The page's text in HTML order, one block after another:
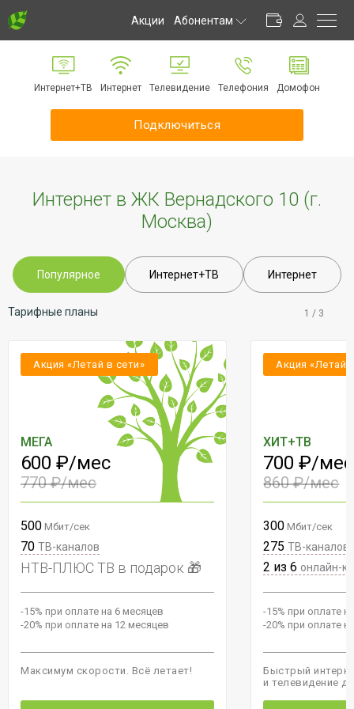
Акции Абонентам
Личный кабинет
Способы оплаты
Обратная связь
Информирование
Документы
Интернет+ТВ Интернет Телевидение Телефония Домофон
Подключиться
Интернет в ЖК Вернадского 10 (г.
Москва)
Популярное Интернет+ТВ Интернет
Тарифные планы 1 / 3
Акция «Летай в сети»
МЕГА
600 ₽/мес
770 ₽/мес
500 Мбит/сек
70 ТВ-каналов
НТВ-ПЛЮС ТВ в подарок 🎁
-15% при оплате на 6 месяцев
-20% при оплате на 12 месяцев
Максимум скорости. Всё летает!
Акция «Летай
ХИТ+ТВ
700 ₽/мес
860 ₽/мес
300 Мбит/сек
275ТВ-каналов
2 из 6 онлайн-
-15% при оплате
-20% при оплате
Быстрый
и телевидение